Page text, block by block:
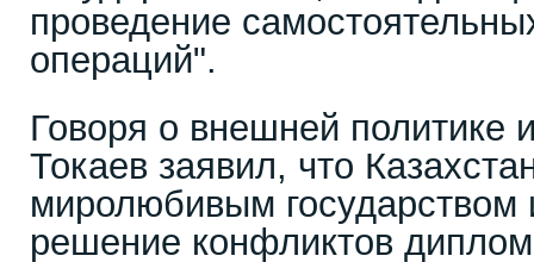
проведение
операций".
Говоря о внешней политике
Токаев заявил, что
миролюбивым государством
решение конфликтов